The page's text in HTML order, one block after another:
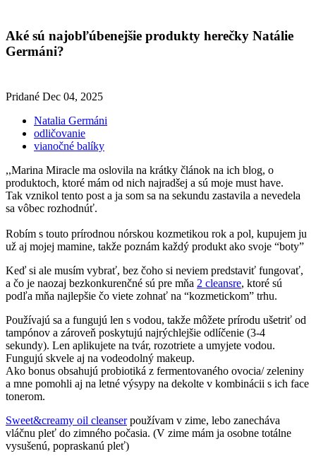
Aké sú najobľúbenejšie produkty herečky Natálie
Germáni?
Pridané Dec 04, 2025
Natalia Germáni
odličovanie
vianočné balíky
,,Marina Miracle ma oslovila na krátky článok na ich blog, o
produktoch, ktoré mám od nich najradšej a sú moje must have.
Tak vznikol tento post a ja som sa na sekundu zastavila a nevedela
sa vôbec rozhodnúť.
Robím s touto prírodnou nórskou kozmetikou rok a pol, kupujem ju
už aj mojej mamine, takže poznám každý produkt ako svoje “boty”
Keď si ale musím vybrať, bez čoho si neviem predstaviť fungovať,
a čo je naozaj bezkonkurenčné sú pre mňa 2 cleansre, ktoré sú
podľa mňa najlepšie čo viete zohnať na “kozmetickom” trhu.
Používajú sa a fungujú len s vodou, takže môžete prírodu ušetriť od
tampónov a zároveň poskytujú najrýchlejšie odlíčenie (3-4
sekundy). Len aplikujete na tvár, rozotriete a umyjete vodou.
Fungujú skvele aj na vodeodolný makeup.
Ako bonus obsahujú probiotiká z fermentovaného ovocia/ zeleniny
a mne pomohli aj na letné výsypy na dekolte v kombinácii s ich face
tonerom.
Sweet&creamy oil cleanserpoužívam v zime, lebo zanecháva
vláčnu pleť do zimného počasia. (V zime mám ja osobne totálne
vysušenú, popraskanú pleť)